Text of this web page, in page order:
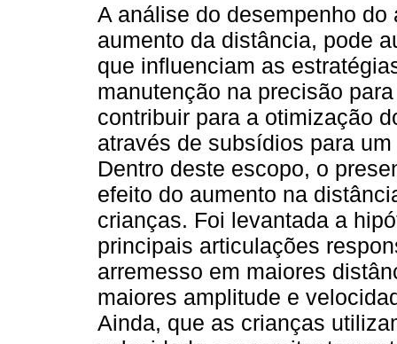
A análise do desempenho
aumento da distância, pode
que influenciam as
manutenção na precisão
contribuir para a otimização
através de subsídios para
Dentro deste escopo, o
efeito do aumento na
crianças. Foi levantada a
principais articulações
arremesso em maiores
maiores amplitude e
Ainda, que as crianças